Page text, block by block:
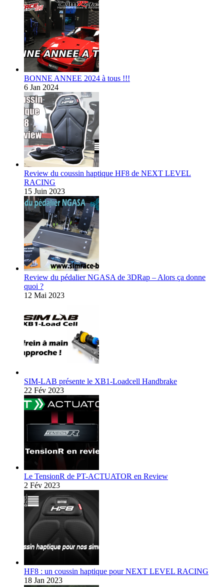
BONNE ANNEE 2024 à tous !!!
6 Jan 2024
Review du coussin haptique HF8 de NEXT LEVEL
RACING
15 Juin 2023
Review du pédalier NGASA de 3DRap – Alors ça donne
quoi ?
12 Mai 2023
SIM-LAB présente le XB1-Loadcell Handbrake
22 Fév 2023
Le TensionR de PT-ACTUATOR en Review
2 Fév 2023
HF8 : un coussin haptique pour NEXT LEVEL RACING
18 Jan 2023